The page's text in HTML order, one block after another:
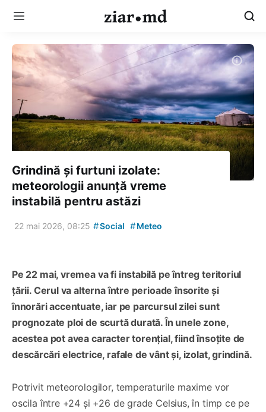
Grindină și furtuni izolate:
meteorologii anunță vreme
instabilă pentru astăzi
22 mai 2026, 08:25 #Social #Meteo
Pe 22 mai, vremea va fi instabilă pe întreg teritoriul
țării. Cerul va alterna între perioade însorite și
înnorări accentuate, iar pe parcursul zilei sunt
prognozate ploi de scurtă durată. În unele zone,
acestea pot avea caracter torențial, fiind însoțite de
descărcări electrice, rafale de vânt și, izolat, grindină.
Potrivit meteorologilor, temperaturile maxime vor
oscila între +24 și +26 de grade Celsius, în timp ce pe